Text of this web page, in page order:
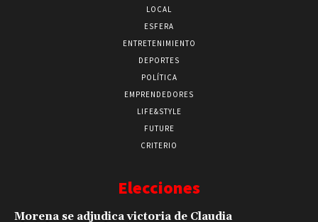
LOCAL
ESFERA
ENTRETENIMIENTO
DEPORTES
POLÍTICA
EMPRENDEDORES
LIFE&STYLE
FUTURE
CRITERIO
Elecciones
Morena se adjudica victoria de Claudia